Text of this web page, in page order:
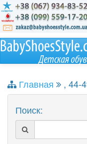
Главная
, 44-
Поиск: